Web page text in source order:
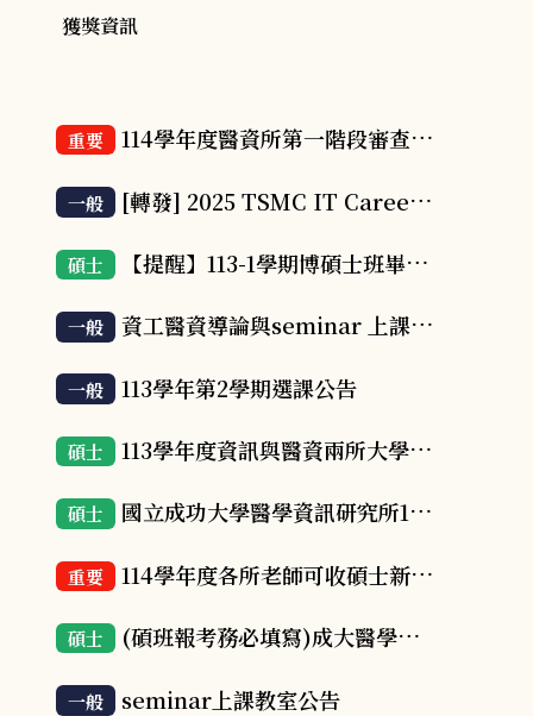
獲獎資訊
重要 114學年度醫資所第一階段審查結果(成績特優免面試&面試名單)
一般 [轉發] 2025 TSMC IT CareerHack 台積電校園黑客松
碩士 【提醒】113-1學期博碩士班畢業生：建議於114/2/8(六)前上傳電子論文，以利於114/2/14(五)離校截止日前領取您的學位證書
一般 資工醫資導論與seminar 上課地點更新公告
一般 113學年第2學期選課公告
碩士 113學年度資訊與醫資兩所大學基礎課補修名單
碩士 國立成功大學醫學資訊研究所114學年度碩士班招生採審查與面試，歡迎同學踴躍報考!
重要 114學年度各所老師可收碩士新生名單(114.07.07更新)
碩士 (碩班報考務必填寫)成大醫學資訊研究所 114學年度 碩士班考生個人審查資料登錄表
一般 seminar上課教室公告